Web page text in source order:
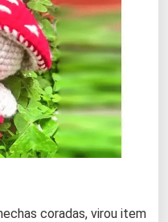
coradas, virou item